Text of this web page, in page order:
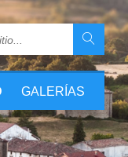
GALERÍAS